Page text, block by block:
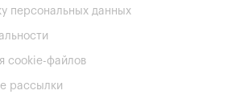
персональных данных
cookie-файлов
рассылки